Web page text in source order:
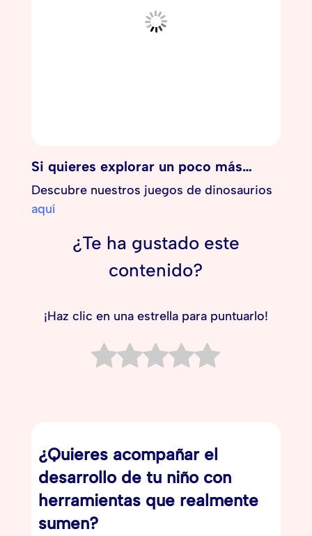
Si quieres explorar un poco más…
Descubre nuestros juegos de dinosaurios
aquí
¿Te ha gustado este
contenido?
¡Haz clic en una estrella para puntuarlo!
¿Quieres acompañar el
desarrollo de tu niño con
herramientas que realmente
sumen?